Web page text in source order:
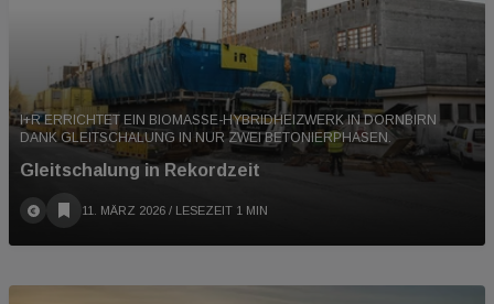
I+R ERRICHTET EIN BIOMASSE-HYBRIDHEIZWERK IN DORNBIRN
DANK GLEITSCHALUNG IN NUR ZWEI BETONIERPHASEN.
Gleitschalung in Rekordzeit
11. MÄRZ 2026 / LESEZEIT 1 MIN